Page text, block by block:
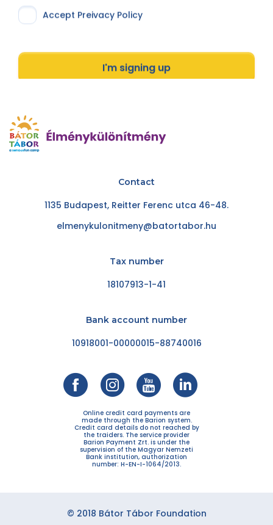
Accept Preivacy Policy
I'm signing up
Contact
1135 Budapest, Reitter Ferenc utca 46-48.
elmenykulonitmeny@batortabor.hu
Tax number
18107913-1-41
Bank account number
10918001-00000015-88740016
Online credit card payments are
made through the Barion system.
Credit card details do not reached by
the traiders. The service provider
Barion Payment Zrt. is under the
supervision of the Magyar Nemzeti
Bank institution, authorization
number: H-EN-I-1064/2013.
© 2018 Bátor Tábor Foundation